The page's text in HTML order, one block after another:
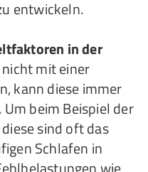
entwickeln.
in der
mit einer
kann diese immer
beim Beispiel der
sind oft das
Schlafen in